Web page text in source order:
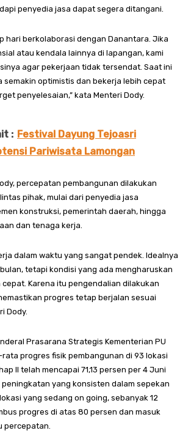
penyedia jasa dapat segera ditangani.
hari berkolaborasi dengan Danantara. Jika
atau kendala lainnya di lapangan, kami
agar pekerjaan tidak tersendat. Saat ini
semakin optimistis dan bekerja lebih cepat
penyelesaian,” kata Menteri Dody.
: Festival Dayung Tejoasri
Pariwisata Lamongan
percepatan pembangunan dilakukan
pihak, mulai dari penyedia jasa
konstruksi, pemerintah daerah, hingga
dan tenaga kerja.
dalam waktu yang sangat pendek. Idealnya
tetapi kondisi yang ada mengharuskan
Karena itu pengendalian dilakukan
progres tetap berjalan sesuai
Dody.
Prasarana Strategis Kementerian PU
progres fisik pembangunan di 93 lokasi
II telah mencapai 71,13 persen per 4 Juni
yang konsisten dalam sepekan
yang sedang on going, sebanyak 12
progres di atas 80 persen dan masuk
percepatan.